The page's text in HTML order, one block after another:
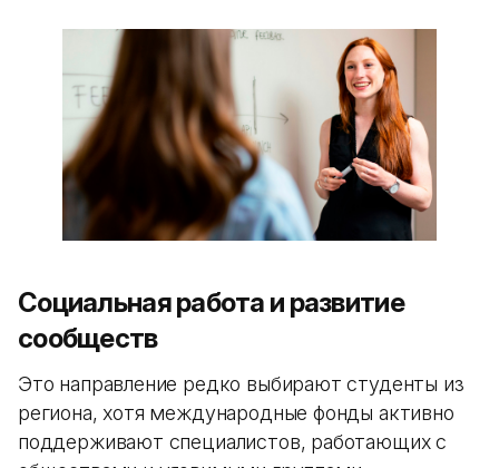
Социальная работа и развитие
сообществ
Это направление редко выбирают студенты из
региона, хотя международные фонды активно
поддерживают специалистов, работающих с